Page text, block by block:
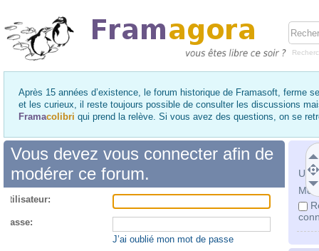
Après 15 années d’existence, le forum historique de Framasoft, ferme
et les curieux, il reste toujours possible de consulter les discussions
Framacolibri qui prend la relève. Si vous avez des questions, on se
Mot
Vous devez vous connecter afin de
modérer ce forum.
passe:
J’ai oublié mon mot de passe